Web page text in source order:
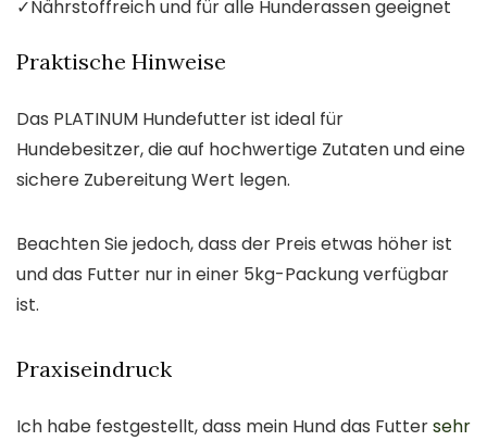
✓Nährstoffreich und für alle Hunderassen geeignet
Praktische Hinweise
Das PLATINUM Hundefutter ist ideal für
Hundebesitzer, die auf hochwertige Zutaten und eine
sichere Zubereitung Wert legen.
Beachten Sie jedoch, dass der Preis etwas höher ist
und das Futter nur in einer 5kg-Packung verfügbar
ist.
Praxiseindruck
Ich habe festgestellt, dass mein Hund das Futtersehr